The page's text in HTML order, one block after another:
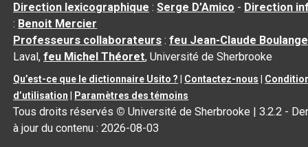
Direction lexicographique :Serge D’Amico - Direction
: Benoit Mercier
Professeurs collaborateurs :feu Jean-Claude
Laval,feu Michel Théoret, Université de Sherbrooke
Qu’est-ce que le dictionnaire Usito ? Contactez-nous
d’utilisation
Paramètres des témoins
Tous droits réservés © Université de Sherbrooke |3.2.2 -
à jour du contenu :2026-08-03